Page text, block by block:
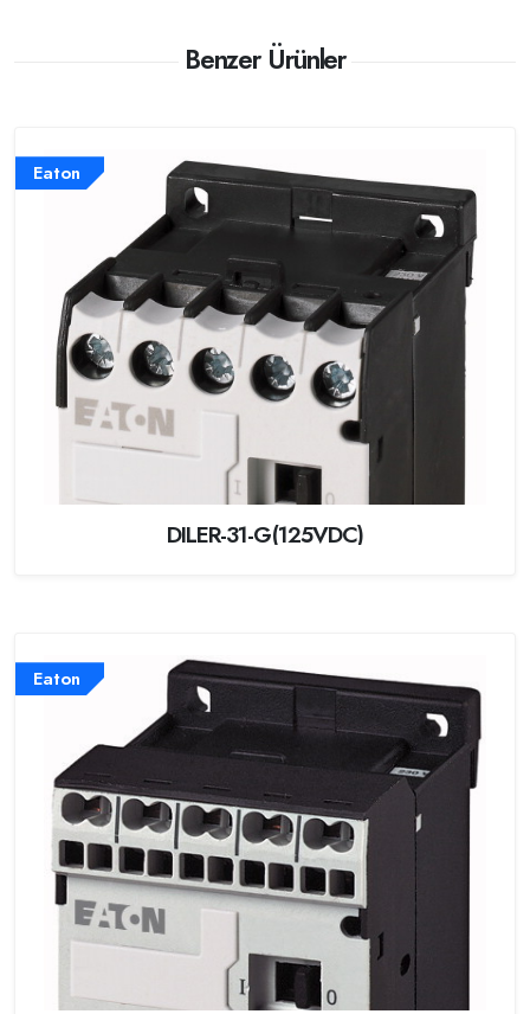
Benzer Ürünler
Eaton
DILER-31-G(125VDC)
Eaton